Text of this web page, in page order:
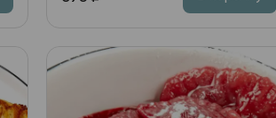
печёный; - соус перечный; -